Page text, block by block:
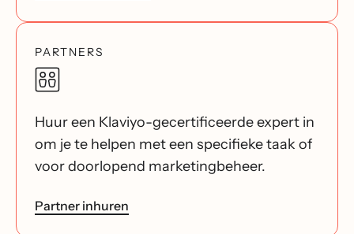
PARTNERS
Huur een Klaviyo-gecertificeerde expert in
om je te helpen met een specifieke taak of
voor doorlopend marketingbeheer.
Partner inhuren